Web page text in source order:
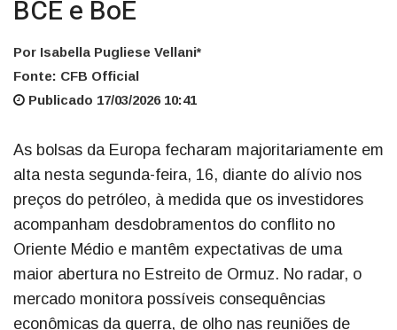
BCE e BoE
Por Isabella Pugliese Vellani*
Fonte: CFB Official
Publicado 17/03/2026 10:41
As bolsas da Europa fecharam majoritariamente em
alta nesta segunda-feira, 16, diante do alívio nos
preços do petróleo, à medida que os investidores
acompanham desdobramentos do conflito no
Oriente Médio e mantêm expectativas de uma
maior abertura no Estreito de Ormuz. No radar, o
mercado monitora possíveis consequências
econômicas da guerra, de olho nas reuniões de